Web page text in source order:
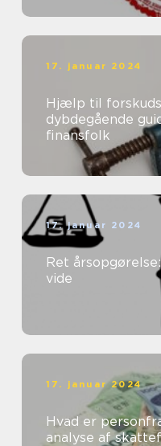
17. januar 2024
Hjælp til
dybdegående
finansfolk
17. januar 2024
Ret
vide
17. januar 2024
Hvad er
analyse af